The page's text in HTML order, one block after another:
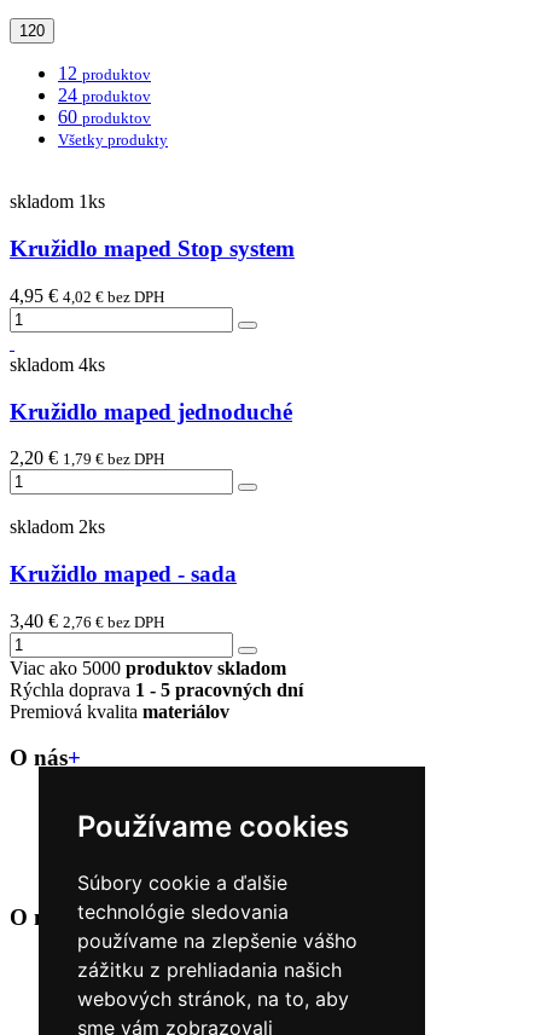
Používame cookies
Súbory cookie a ďalšie
technológie sledovania
používame na zlepšenie vášho
zážitku z prehliadania našich
webových stránok, na to, aby
sme vám zobrazovali
120
12 produktov
24 produktov
60 produktov
Všetky produkty
skladom 1ks
Kružidlo maped Stop system
4,95 € 4,02 € bez DPH
skladom 4ks
Kružidlo maped jednoduché
2,20 € 1,79 € bez DPH
skladom 2ks
Kružidlo maped - sada
3,40 € 2,76 € bez DPH
Viac ako 5000 produktov skladom
Rýchla doprava 1 - 5 pracovných dní
Premiová kvalita materiálov
O nás+
Naše predajne
Úvod
O nákupe+
Obchodné podmienky
Reklamačné podmienky
Možnosti dopravy a platby
Nákup na splátky cez Quatro